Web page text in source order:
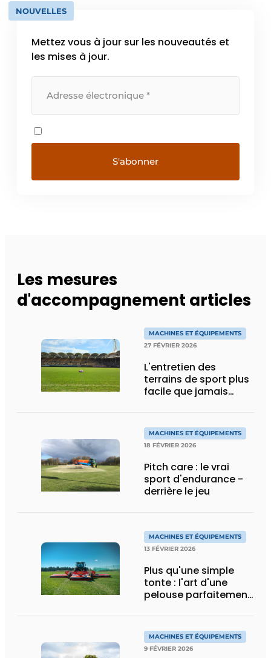
NOUVELLES
Mettez vous à jour sur les nouveautés et
les mises à jour.
Les mesures
d'accompagnement articles
MACHINES ET ÉQUIPEMENTS
27 FÉVRIER 2026
L'entretien des
terrains de sport plus
facile que jamais
MACHINES ET ÉQUIPEMENTS
18 FÉVRIER 2026
Pitch care : le vrai
sport d'endurance -
derrière le jeu
MACHINES ET ÉQUIPEMENTS
13 FÉVRIER 2026
Plus qu'une simple
tonte : l'art d'une
pelouse parfaitement
MACHINES ET ÉQUIPEMENTS
9 FÉVRIER 2026